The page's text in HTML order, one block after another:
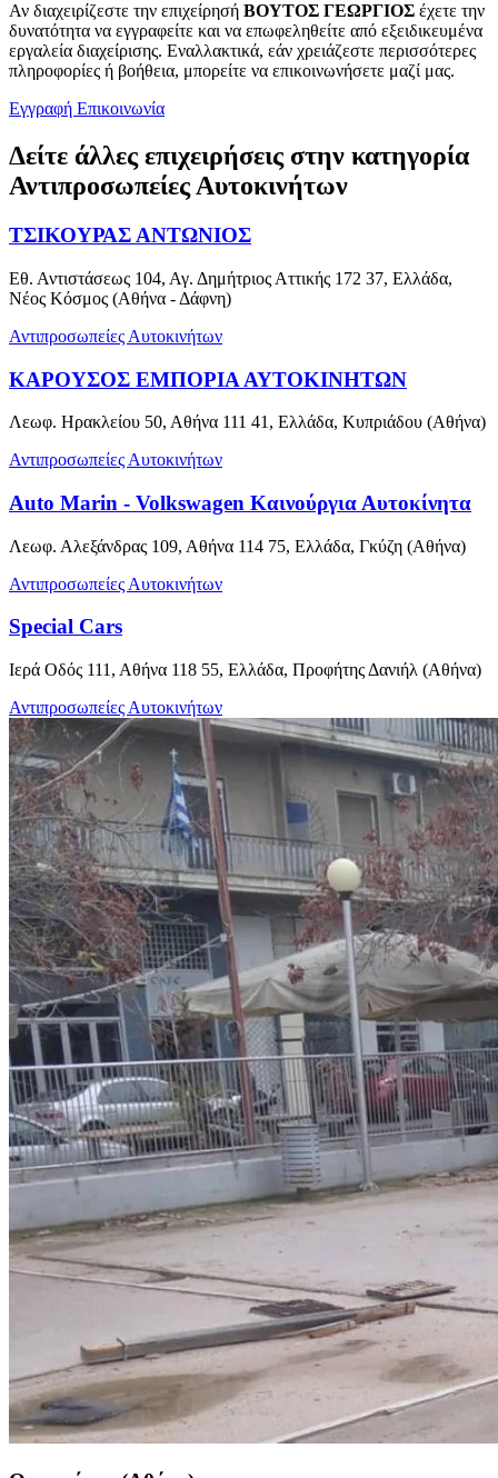
Αν διαχειρίζεστε την επιχείρησή ΒΟΥΤΟΣ ΓΕΩΡΓΙΟΣ έχετε την
δυνατότητα να εγγραφείτε και να επωφεληθείτε από εξειδικευμένα
εργαλεία διαχείρισης. Εναλλακτικά, εάν χρειάζεστε περισσότερες
πληροφορίες ή βοήθεια, μπορείτε να επικοινωνήσετε μαζί μας.
Εγγραφή Επικοινωνία
Δείτε άλλες επιχειρήσεις στην κατηγορία
Αντιπροσωπείες Αυτοκινήτων
ΤΣΙΚΟΥΡΑΣ ΑΝΤΩΝΙΟΣ
Εθ. Αντιστάσεως 104, Αγ. Δημήτριος Αττικής 172 37, Ελλάδα,
Νέος Κόσμος (Αθήνα - Δάφνη)
Αντιπροσωπείες Αυτοκινήτων
ΚΑΡΟΥΣΟΣ ΕΜΠΟΡΙΑ ΑΥΤΟΚΙΝΗΤΩΝ
Λεωφ. Ηρακλείου 50, Αθήνα 111 41, Ελλάδα, Κυπριάδου (Αθήνα)
Αντιπροσωπείες Αυτοκινήτων
Auto Marin - Volkswagen Καινούργια Αυτοκίνητα
Λεωφ. Αλεξάνδρας 109, Αθήνα 114 75, Ελλάδα, Γκύζη (Αθήνα)
Αντιπροσωπείες Αυτοκινήτων
Special Cars
Ιερά Οδός 111, Αθήνα 118 55, Ελλάδα, Προφήτης Δανιήλ (Αθήνα)
Αντιπροσωπείες Αυτοκινήτων